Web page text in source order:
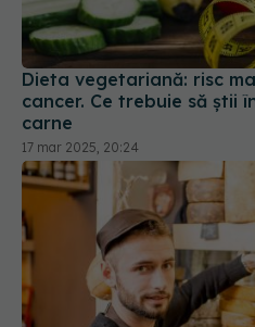
cancer. Ce trebuie să știi
carne
17 mar 2025, 20:24